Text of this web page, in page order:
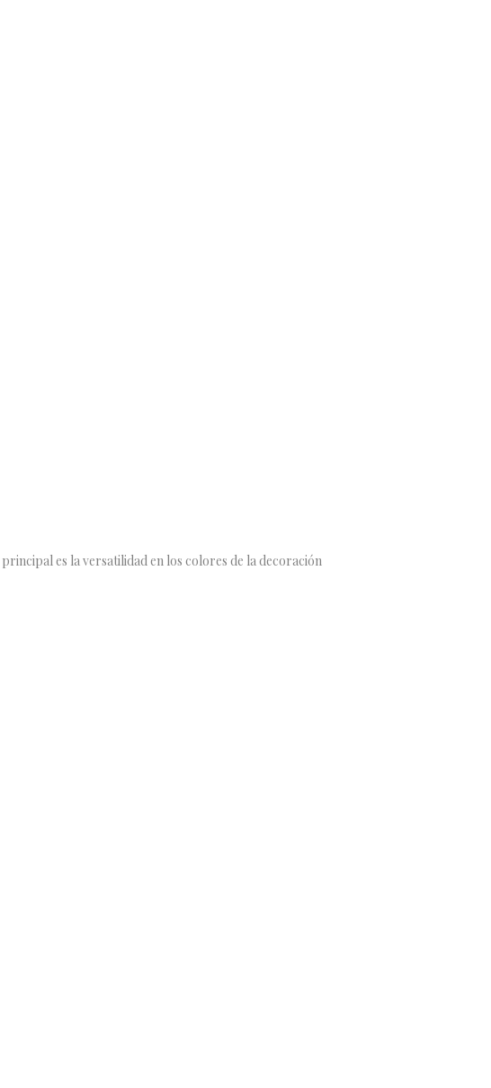
es la versatilidad en los colores de la decoración